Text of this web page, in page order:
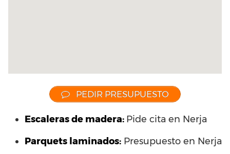
PEDIR PRESUPUESTO
Escaleras de madera: Pide cita en Nerja
Parquets laminados: Presupuesto en Nerja